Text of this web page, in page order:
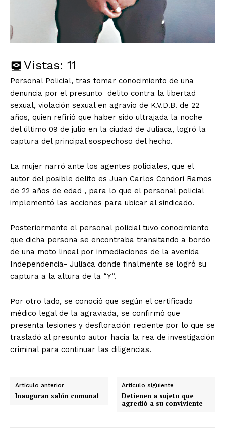
Vistas: 11
Personal Policial, tras tomar conocimiento de una
denuncia por el presunto delito contra la libertad
sexual, violación sexual en agravio de K.V.D.B. de 22
años, quien refirió que haber sido ultrajada la noche
del último 09 de julio en la ciudad de Juliaca, logró la
captura del principal sospechoso del hecho.
La mujer narró ante los agentes policiales, que el
autor del posible delito es Juan Carlos Condori Ramos
de 22 años de edad , para lo que el personal policial
implementó las acciones para ubicar al sindicado.
Posteriormente el personal policial tuvo conocimiento
que dicha persona se encontraba transitando a bordo
de una moto lineal por inmediaciones de la avenida
Independencia- Juliaca donde finalmente se logró su
captura a la altura de la “Y”.
Por otro lado, se conoció que según el certificado
médico legal de la agraviada, se confirmó que
presenta lesiones y desfloración reciente por lo que se
trasladó al presunto autor hacia la rea de investigación
criminal para continuar las diligencias.
Artículo anterior
Inauguran salón comunal
Artículo siguiente
Detienen a sujeto que
agredió a su conviviente